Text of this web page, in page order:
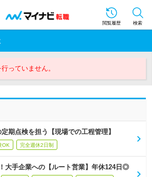
閲覧履歴 検索
っていません。
期点検を担う【現場での工程管理】
OK 完全週休2日制
大手企業への【ルート営業】年休124日◎